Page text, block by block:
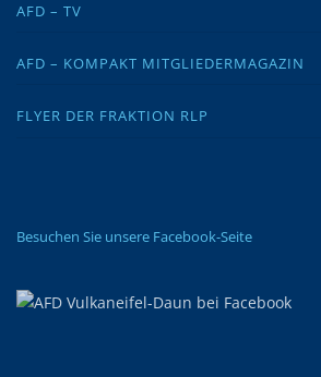
AFD – TV
AFD – KOMPAKT MITGLIEDERMAGAZIN
FLYER DER FRAKTION RLP
Besuchen Sie unsere Facebook-Seite